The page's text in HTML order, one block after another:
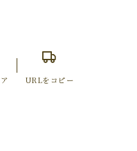
URLをコピー